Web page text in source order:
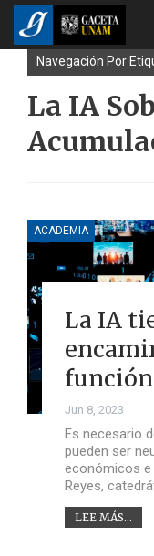
Navegación Por
La IA
ACADEMIA
La IA
Jun 8, 2023
Es necesario
pueden ser
económicos
Reyes,
LEE MÁS...